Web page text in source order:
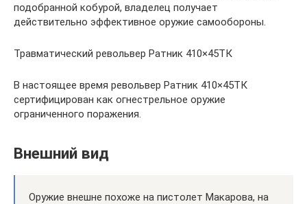
подобранной кобурой, владелец получает
действительно эффективное оружие самообороны.
Травматический револьвер Ратник 410×45ТК
В настоящее время револьвер Ратник 410×45ТК
сертифицирован как огнестрельное оружие
ограниченного поражения.
Внешний вид
Оружие внешне похоже на пистолет Макарова, на